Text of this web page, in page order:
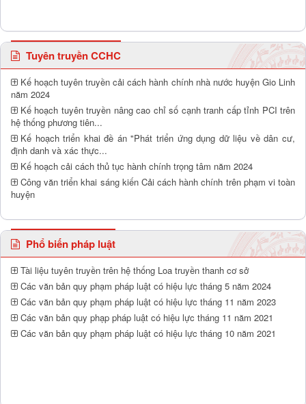
Tuyên truyền CCHC
Kế hoạch tuyên truyền cải cách hành chính nhà nước huyện Gio Linh
năm 2024
Kế hoạch tuyên truyền nâng cao chỉ số cạnh tranh cấp tỉnh PCI trên
hệ thống phương tiên...
Kế hoạch triển khai đề án "Phát triển ứng dụng dữ liệu về dân cư,
định danh và xác thực...
Kế hoạch cải cách thủ tục hành chính trọng tâm năm 2024
Công văn triển khai sáng kiến Cải cách hành chính trên phạm vi toàn
huyện
Phổ biến pháp luật
Tài liệu tuyên truyền trên hệ thống Loa truyền thanh cơ sở
Các văn bản quy phạm pháp luật có hiệu lực tháng 5 năm 2024
Các văn bản quy phạm pháp luật có hiệu lực tháng 11 năm 2023
Các văn bản quy phạp pháp luật có hiệu lực tháng 11 năm 2021
Các văn bản quy phạm pháp luật có hiệu lực tháng 10 năm 2021